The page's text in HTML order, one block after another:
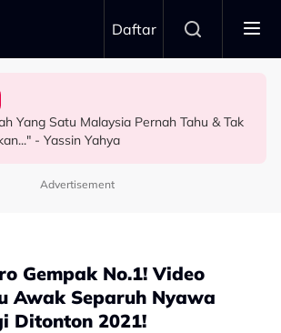
Daftar
Ego, Adzrin Adzhar 'Back-Up' Awie -
Yang..."
Anak Perempuan Kedua, Beri
Yang Satu Malaysia Pernah Tahu & Tak
- Yassin Yahya
Pencinta Ilmu Setiap Minggu, Najib
Dua Buggy Buat Akademi Diasas
Advertisement
Gempak No.1! Video
Awak Separuh Nyawa
Ditonton 2021!